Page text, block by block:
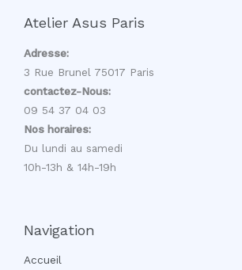
Atelier Asus Paris
Adresse:
3 Rue Brunel 75017 Paris
contactez-Nous:
09 54 37 04 03
Nos horaires:
Du lundi au samedi
10h-13h & 14h-19h
Navigation
Accueil